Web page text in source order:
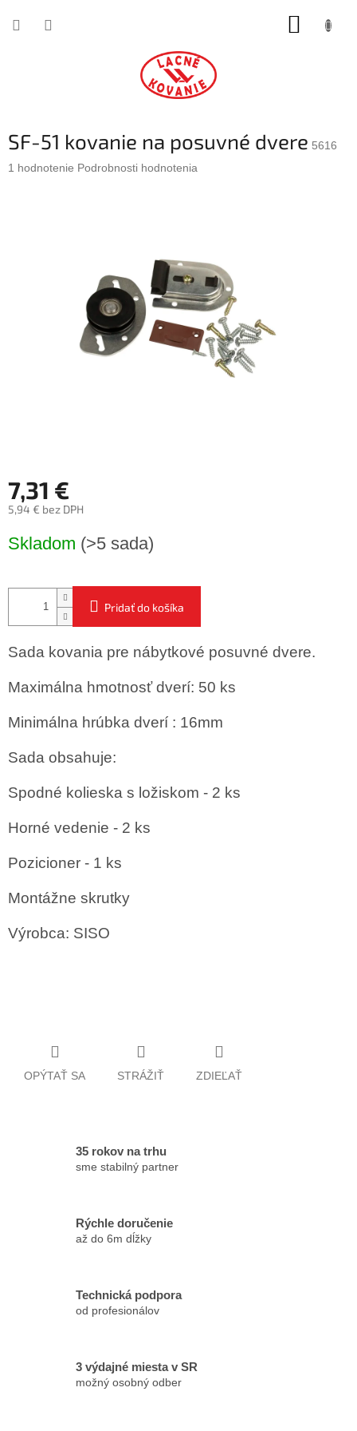
SF-51 kovanie na posuvné dvere 5616
Priemerné
1 hodnotenie Podrobnosti hodnotenia
7,31 €
5,94 € bez DPH
cena:
Skladom (>5 sada)
Pridať do košíka
Sada kovania pre nábytkové posuvné dvere.
Maximálna hmotnosť dverí: 50 ks
Minimálna hrúbka dverí : 16mm
Sada obsahuje:
Spodné kolieska s ložiskom - 2 ks
Horné vedenie - 2 ks
Pozicioner - 1 ks
Montážne skrutky
Výrobca: SISO
OPÝTAŤ SA STRÁŽIŤ ZDIEĽAŤ
35 rokov na trhu
sme stabilný partner
Rýchle doručenie
až do 6m dĺžky
Technická podpora
od profesionálov
3 výdajné miesta v SR
možný osobný odber